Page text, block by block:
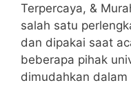
Terpercaya, &
salah satu
dan dipakai saat
beberapa pihak
dimudahkan